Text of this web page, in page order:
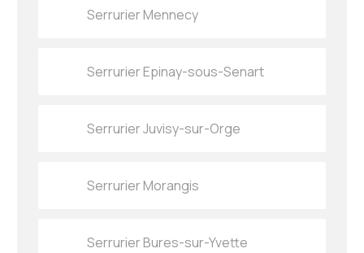
Serrurier Mennecy
Serrurier Epinay-sous-Senart
Serrurier Juvisy-sur-Orge
Serrurier Morangis
Serrurier Bures-sur-Yvette